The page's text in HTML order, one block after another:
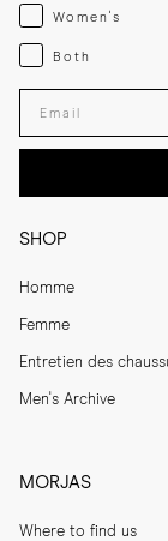
SHOP
Homme
Femme
Entretien des
Men's Archive
MORJAS
Where to find us
Womenswear
Women's
Both
Both